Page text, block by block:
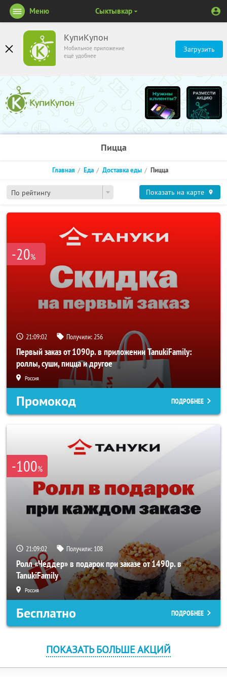
КупиКупон
Мобильное приложение
ещё удобнее
Загрузить
Меню Сыктывкар
Пицца
По рейтингу
Главная Еда Доставка еды Пицца
Показать на карте
-20%
21:09:01 Получили:256
Первый заказ от 1090р. в приложении TanukiFamily:
роллы, суши, пицца и другое
Россия
Промокод ПОДРОБНЕЕ
-100%
21:09:01 Получили: 108
Ролл «Чеддер» в подарок при заказе от 1490р. в
TanukiFamily
Россия
Бесплатно ПОДРОБНЕЕ
ПОКАЗАТЬ БОЛЬШЕ АКЦИЙ